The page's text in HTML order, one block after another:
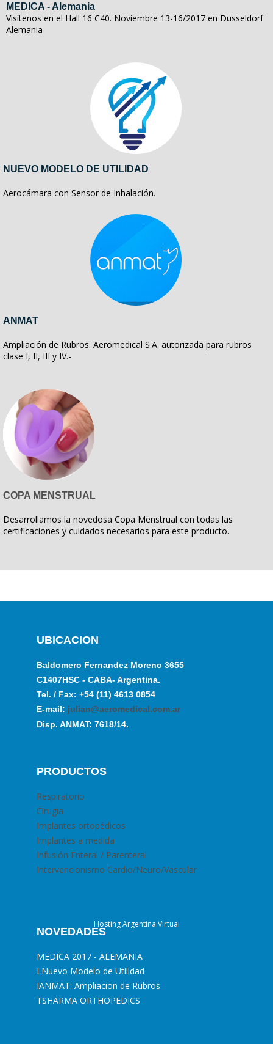
MEDICA - Alemania
Visítenos en el Hall 16 C40. Noviembre 13-16/2017 en Dusseldorf
Alemania
NUEVO MODELO DE UTILIDAD
Aerocámara con Sensor de Inhalación.
ANMAT
Ampliación de Rubros. Aeromedical S.A. autorizada para rubros
clase I, II, III y IV.-
COPA MENSTRUAL
Desarrollamos la novedosa Copa Menstrual con todas las
certificaciones y cuidados necesarios para este producto.
UBICACION
Baldomero Fernandez Moreno 3655
C1407HSC - CABA- Argentina.
Tel. / Fax: +54 (11) 4613 0854
E-mail: julian@aeromedical.com.ar
Disp. ANMAT: 7618/14.
PRODUCTOS
Respiratorio
Cirugia
Implantes ortopédicos
Implantes a medida
Infusión Enteral / Parenteral
Intervencionismo Cardio/Neuro/Vascular
NOVEDADES
MEDICA 2017 - ALEMANIA
LNuevo Modelo de Utilidad
IANMAT: Ampliacion de Rubros
TSHARMA ORTHOPEDICS
Hosting Argentina Virtual